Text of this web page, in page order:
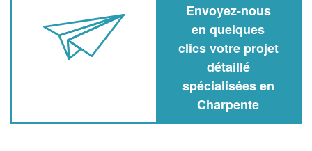
Envoyez-nous
en quelques
clics votre projet
détaillé
spécialisées en
Charpente